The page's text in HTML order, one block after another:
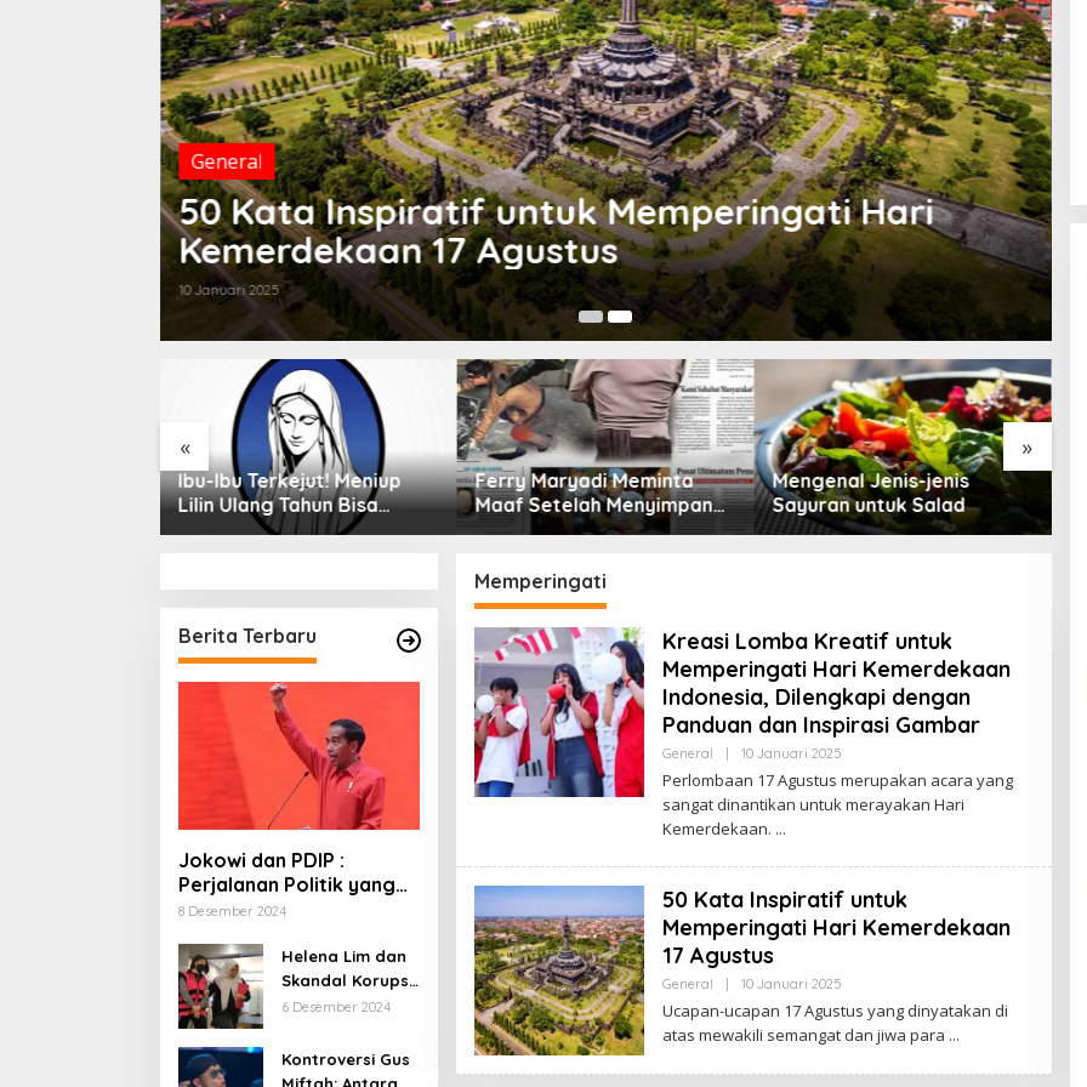
General
50 Kata Inspiratif untuk Memperingati Hari
Kemerdekaan 17 Agustus
10 Januari 2025
« »
Ibu-Ibu Terkejut! Meniup
Lilin Ulang Tahun Bisa
Berbahaya dan Mematikan
Ferry Maryadi Meminta
Maaf Setelah Menyimpan
Rahasia Selama 10 Tahun
Mengenal Jenis-jenis
Sayuran untuk Salad
Berita Terbaru
Jokowi dan PDIP :
Perjalanan Politik yang
Penuh Warna dan
8 Desember 2024
Helena Lim dan
Skandal Korupsi
Timah: Kisah
yang Menjerat
Hukum
6 Desember 2024
Kontroversi Gus
Memperingati
Kreasi Lomba Kreatif untuk
Memperingati Hari Kemerdekaan
Indonesia, Dilengkapi dengan
Panduan dan Inspirasi Gambar
General 10 Januari 2025
E
H
I
P
N
Perlombaan 17 Agustus merupakan acara yang
sangat dinantikan untuk merayakan Hari
Kemerdekaan.
50 Kata Inspiratif untuk
Memperingati Hari Kemerdekaan
17 Agustus
General 10 Januari 2025
E
H
Ucapan-ucapan 17 Agustus yang dinyatakan di
atas mewakili semangat dan jiwa para